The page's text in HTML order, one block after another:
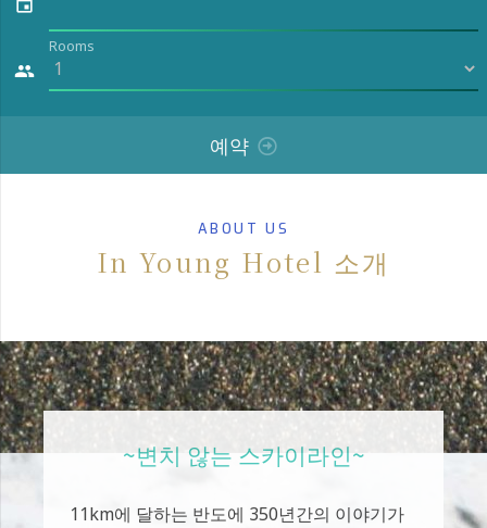
event
Rooms
people
예약
ABOUT US
In Young Hotel 소개
~변치 않는 스카이라인~
11km에 달하는 반도에 350년간의 이야기가